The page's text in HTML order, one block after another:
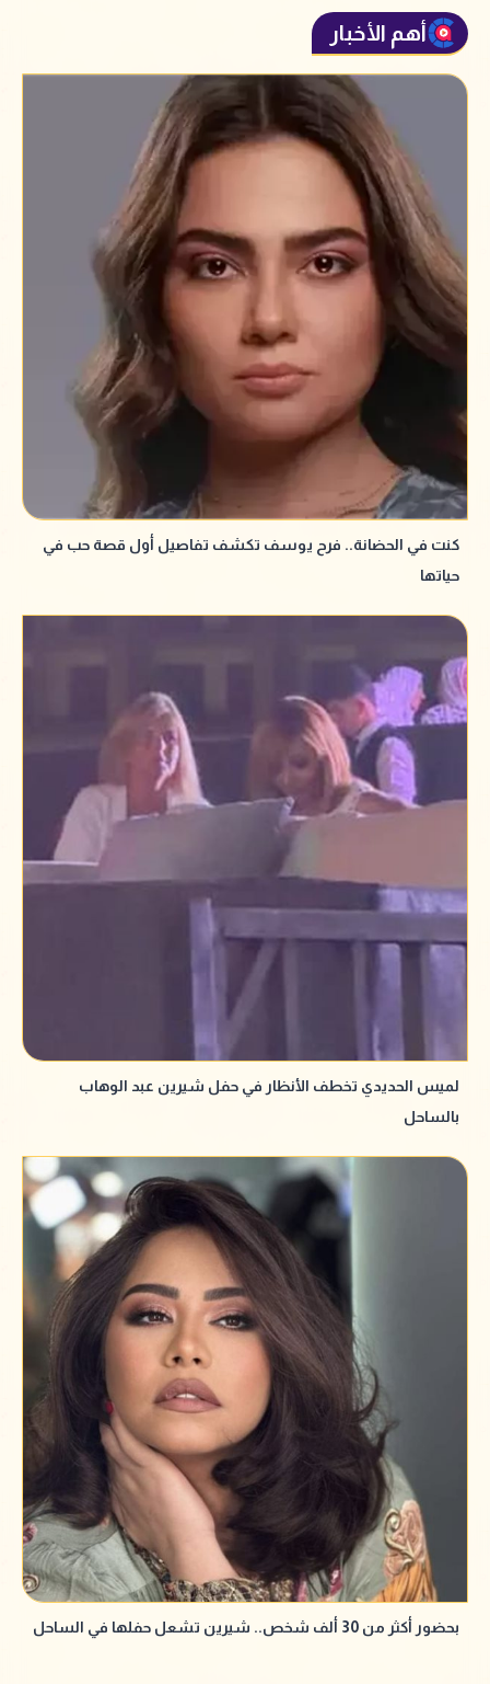
أهم الأخبار
كنت في الحضانة.. فرح يوسف تكشف تفاصيل أول قصة حب في
حياتها
لميس الحديدي تخطف الأنظار في حفل شيرين عبد الوهاب
بالساحل
بحضور أكثر من 30 ألف شخص.. شيرين تشعل حفلها في الساحل